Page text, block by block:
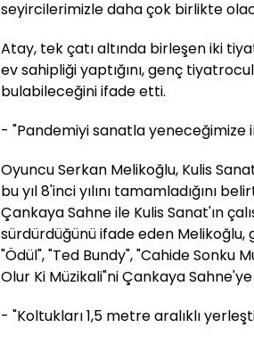
seyircilerimizle daha çok birlikte
Atay, tek çatı altında birleşen iki
ev sahipliği yaptığını, genç
bulabileceğini ifade etti.
- "Pandemiyi sanatla yeneceğimize
Oyuncu Serkan Melikoğlu, Kulis
bu yıl 8'inci yılını tamamladığını
Çankaya Sahne ile Kulis Sanat'ın
sürdürdüğünü ifade eden
"Ödül", "Ted Bundy", "Cahide Sonku
Olur Ki Müzikali"ni Çankaya Sahne'ye
- "Koltukları 1,5 metre aralıklı